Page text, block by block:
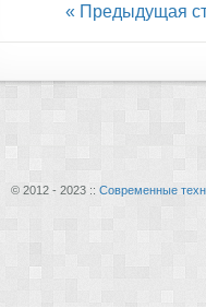
« Предыдущая
© 2012 - 2023 :: Современные